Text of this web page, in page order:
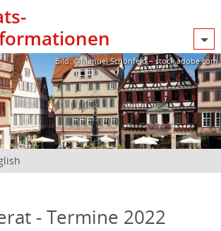
Bild: @Manuel Schönfeld – stock.adobe.com
- Termine 2022